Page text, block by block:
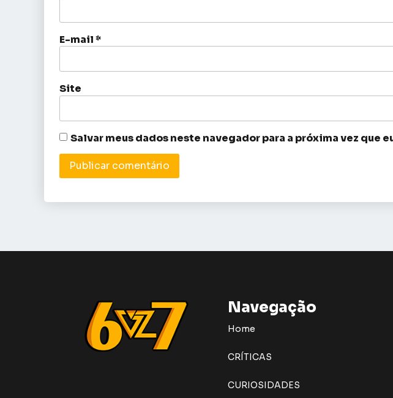
E-mail*
Site
Salvar meus dados neste navegador para a próxima vez que
Navegação
Home
CRÍTICAS
CURIOSIDADES